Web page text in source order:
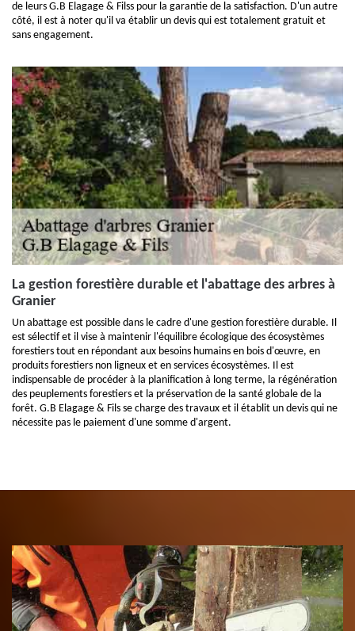
de leurs G.B Elagage & Filss pour la garantie de la satisfaction. D'un autre
côté, il est à noter qu'il va établir un devis qui est totalement gratuit et
sans engagement.
La gestion forestière durable et l'abattage des arbres à
Granier
Un abattage est possible dans le cadre d'une gestion forestière durable. Il
est sélectif et il vise à maintenir l'équilibre écologique des écosystèmes
forestiers tout en répondant aux besoins humains en bois d'œuvre, en
produits forestiers non ligneux et en services écosystèmes. Il est
indispensable de procéder à la planification à long terme, la régénération
des peuplements forestiers et la préservation de la santé globale de la
forêt. G.B Elagage & Fils se charge des travaux et il établit un devis qui ne
nécessite pas le paiement d'une somme d'argent.